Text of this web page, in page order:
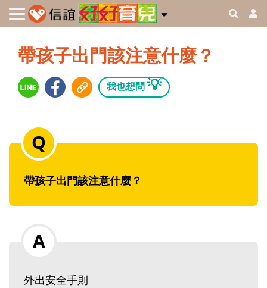
帶孩子出門該注意什麼？
我也想問 💡
帶孩子出門該注意什麼？
外出安全手則